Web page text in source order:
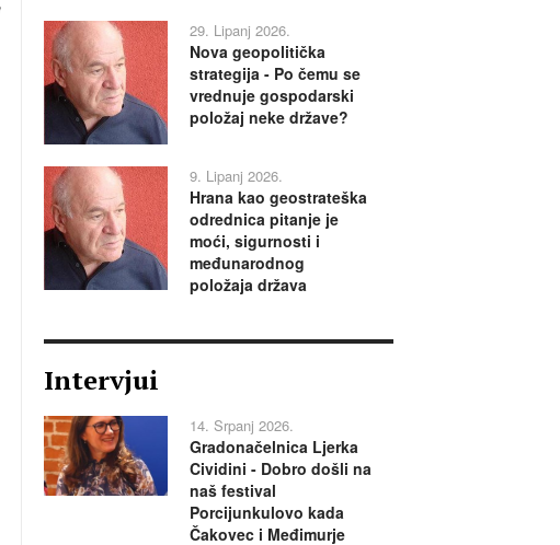
29. Lipanj 2026.
Nova geopolitička
strategija - Po čemu se
vrednuje gospodarski
položaj neke države?
9. Lipanj 2026.
Hrana kao geostrateška
odrednica pitanje je
moći, sigurnosti i
međunarodnog
položaja država
Intervjui
14. Srpanj 2026.
Gradonačelnica Ljerka
Cividini - Dobro došli na
naš festival
Porcijunkulovo kada
Čakovec i Međimurje